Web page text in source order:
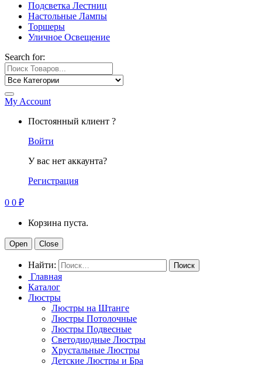
Подсветка Лестниц
Настольные Лампы
Торшеры
Уличное Освещение
Search for:
My Account
Постоянный клиент ?
Войти
У вас нет аккаунта?
Регистрация
0 0 ₽
Корзина пуста.
Open Close
Найти:
Главная
Каталог
Люстры
Люстры на Штанге
Люстры Потолочные
Люстры Подвесные
Светодиодные Люстры
Хрустальные Люстры
Детские Люстры и Бра